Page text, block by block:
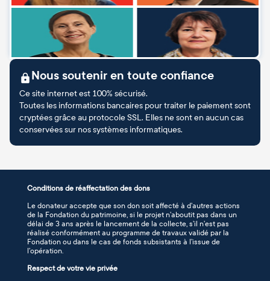
Nous soutenir en toute confiance
Ce site internet est 100% sécurisé.
Toutes les informations bancaires pour traiter le paiement sont
cryptées grâce au protocole SSL. Elles ne sont en aucun cas
conservées sur nos systèmes informatiques.
Conditions de réaffectation des dons
Le donateur accepte que son don soit affecté à d’autres actions
de la Fondation du patrimoine, si le projet n’aboutit pas dans un
délai de 3 ans après le lancement de la collecte, s’il n’est pas
réalisé conformément au programme de travaux validé par la
Fondation ou dans le cas de fonds subsistants à l’issue de
l’opération.
Respect de votre vie privée